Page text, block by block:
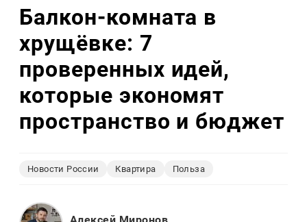
Балкон-комната в
хрущёвке: 7
проверенных идей,
которые экономят
пространство и бюджет
Новости России Квартира Польза